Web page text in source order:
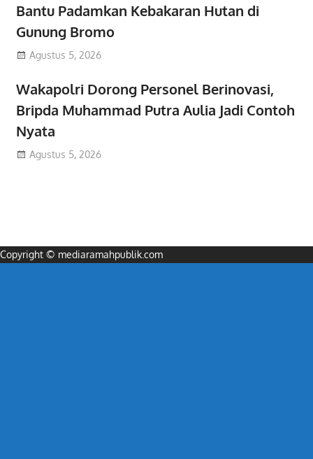
Bantu Padamkan Kebakaran Hutan di
Gunung Bromo
Agustus 5, 2026
Wakapolri Dorong Personel Berinovasi,
Bripda Muhammad Putra Aulia Jadi Contoh
Nyata
Agustus 5, 2026
Copyright © mediaramahpublik.com